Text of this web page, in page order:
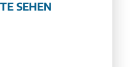
SEHEN